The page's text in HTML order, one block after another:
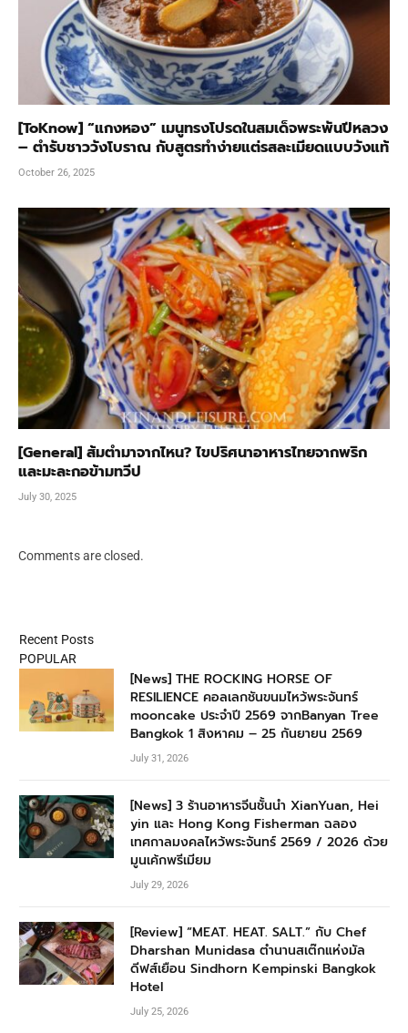
[ToKnow] “แกงหอง” เมนูทรงโปรดในสมเด็จพระพันปีหลวง
– ตำรับชาววังโบราณ กับสูตรทำง่ายแต่รสละเมียดแบบวังแท้
October 26, 2025
[General] ส้มตำมาจากไหน? ไขปริศนาอาหารไทยจากพริก
และมะละกอข้ามทวีป
July 30, 2025
Comments are closed.
Recent Posts
POPULAR
[News] THE ROCKING HORSE OF
RESILIENCE คอลเลกชันขนมไหว้พระจันทร์
mooncake ประจำปี 2569 จากBanyan Tree
Bangkok 1 สิงหาคม – 25 กันยายน 2569
July 31, 2026
[News] 3 ร้านอาหารจีนชั้นนำ XianYuan, Hei
yin และ Hong Kong Fisherman ฉลอง
เทศกาลมงคลไหว้พระจันทร์ 2569 / 2026 ด้วย
มูนเค้กพรีเมียม
July 29, 2026
[Review] “MEAT. HEAT. SALT.” กับ Chef
Dharshan Munidasa ตำนานสเต๊กแห่งมัล
ดีฟส์เยือน Sindhorn Kempinski Bangkok
Hotel
July 25, 2026